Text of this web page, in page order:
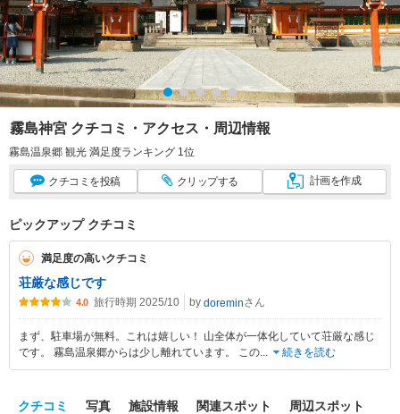
霧島神宮 クチコミ・アクセス・周辺情報
霧島温泉郷 観光 満足度ランキング 1位
クチコミ を投稿 クリップする 計画を作成
ピックアップ クチコミ
満足度の高いクチコミ
荘厳な感じです
4.0 旅行時期 2025/10 by doreminさん
まず、駐車場が無料。これは嬉しい！ 山全体が一体化していて荘厳な感じ
です。 霧島温泉郷からは少し離れています。 この... 続きを読む
クチコミ 写真 施設情報 関連スポット 周辺スポット